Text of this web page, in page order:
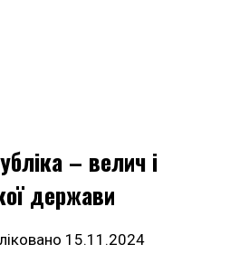
– велич і
держави
15.11.2024